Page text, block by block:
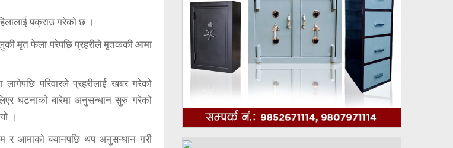
पक्राउ गरेको छ ।
मृत फेला परेपछि प्रहरीले मृतककी आमा
परिवारले प्रहरीलाई खबर गरेको
घटनाको बारेमा अनुसन्धान सुरु गरेको
।
र आमाको बयानपछि थप अनुसन्धान गरी